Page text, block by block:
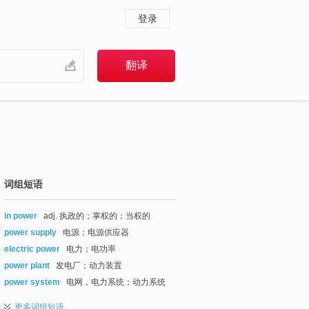
登录
词组短语
in power
adj. 执政的；掌权的；当权的
power supply
电源；电源供应器
electric power
电力；电功率
power plant
发电厂；动力装置
power system
电网，电力系统；动力系统
更多词组短语